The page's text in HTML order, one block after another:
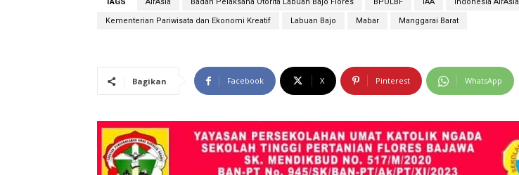
Kementerian Pariwisata dan Ekonomi Kreatif Labuan Bajo Mabar Manggarai Barat
Bagikan Facebook X Pinterest WhatsApp